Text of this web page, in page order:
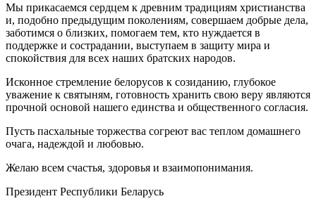
Мы прикасаемся сердцем к древним традициям христианства
и, подобно предыдущим поколениям, совершаем добрые дела,
заботимся о близких, помогаем тем, кто нуждается в
поддержке и сострадании, выступаем в защиту мира и
спокойствия для всех наших братских народов.
Исконное стремление белорусов к созиданию, глубокое
уважение к святыням, готовность хранить свою веру являются
прочной основой нашего единства и общественного согласия.
Пусть пасхальные торжества согреют вас теплом домашнего
очага, надеждой и любовью.
Желаю всем счастья, здоровья и взаимопонимания.
Президент Республики Беларусь